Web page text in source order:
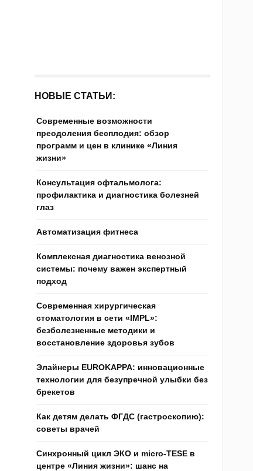
НОВЫЕ СТАТЬИ:
Современные возможности
преодоления бесплодия: обзор
программ и цен в клинике «Линия
жизни»
Консультация офтальмолога:
профилактика и диагностика болезней
глаз
Автоматизация фитнеса
Комплексная диагностика венозной
системы: почему важен экспертный
подход
Современная хирургическая
стоматология в сети «IMPL»:
безболезненные методики и
восстановление здоровья зубов
Элайнеры EUROKAPPA: инновационные
технологии для безупречной улыбки без
брекетов
Как детям делать ФГДС (гастроскопию):
советы врачей
Синхронный цикл ЭКО и micro-TESE в
центре «Линия жизни»: шанс на